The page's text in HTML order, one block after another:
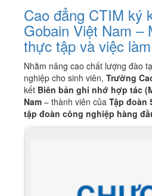
Cao đẳng CTIM ký
Gobain Việt Nam –
thực tập và việc
Nhằm nâng cao chất lượng đào
nghiệp cho sinh viên, Trường
kết Biên bản ghi nhớ hợp tác
Nam – thành viên của Tập đoàn
tập đoàn công nghiệp hàng